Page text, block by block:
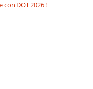
DOT 2026 !